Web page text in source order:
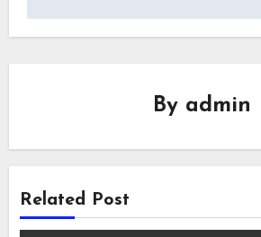
By admin
Related Post